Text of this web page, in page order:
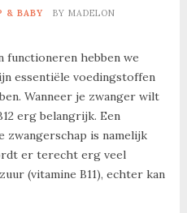
& BABY BY MADELON
functioneren hebben we
essentiële voedingstoffen
Wanneer je zwanger wilt
erg belangrijk. Een
zwangerschap is namelijk
er terecht erg veel
(vitamine B11), echter kan